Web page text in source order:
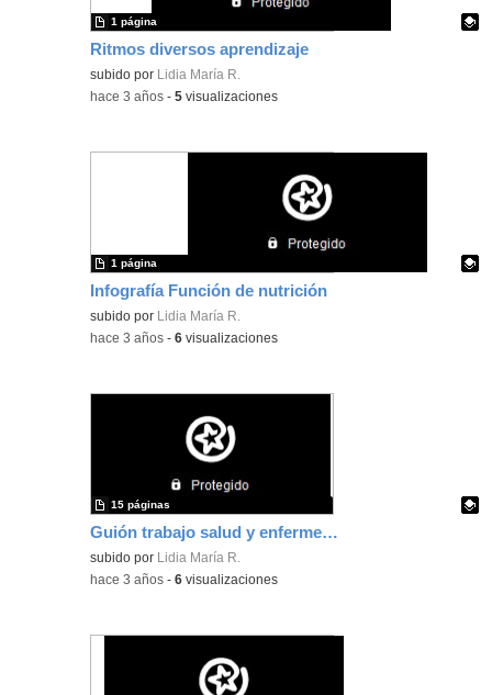
Ritmos diversos aprendizaje
Contenido educativo.
subido por Lidia María R.
1 página
-hace 3 años -5 visualizaciones
Infografía Función de nutrición
Contenido educativo.
subido por Lidia María R.
1 página
-hace 3 años -6 visualizaciones
Guión trabajo salud y enfermedad
Contenido educativo.
subido por Lidia María R.
15 páginas
-hace 3 años -6 visualizaciones